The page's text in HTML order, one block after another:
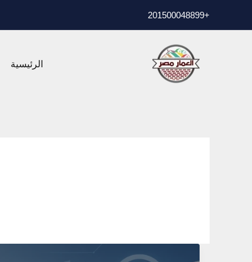
إلى
+2
01500048899
الرئيسية